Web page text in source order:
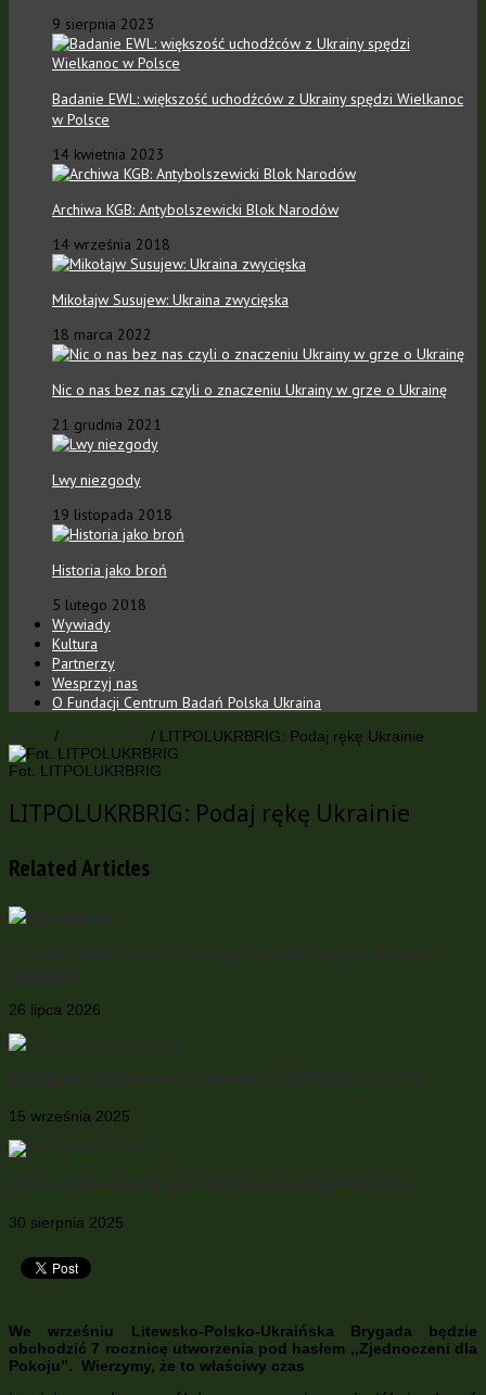
9 sierpnia 2023
Badanie EWL: większość uchodźców z Ukrainy spędzi Wielkanoc
w Polsce
14 kwietnia 2023
Archiwa KGB: Antybolszewicki Blok Narodów
14 września 2018
Mikołajw Susujew: Ukraina zwycięska
18 marca 2022
Nic o nas bez nas czyli o znaczeniu Ukrainy w grze o Ukrainę
21 grudnia 2021
Lwy niezgody
19 listopada 2018
Historia jako broń
5 lutego 2018
Wywiady
Kultura
Partnerzy
Wesprzyj nas
O Fundacji Centrum Badań Polska Ukraina
/ / LITPOLUKRBRIG: Podaj rękę Ukrainie
Fot. LITPOLUKRBRIG
LITPOLUKRBRIG: Podaj rękę Ukrainie
Related Articles
26 lipca 2026
15 września 2025
30 sierpnia 2025
We wrześniu Litewsko-Polsko-Ukraińska Brygada będzie
obchodzić 7 rocznicę utworzenia pod hasłem ,,Zjednoczeni dla
Pokoju”. Wierzymy, że to właściwy czas